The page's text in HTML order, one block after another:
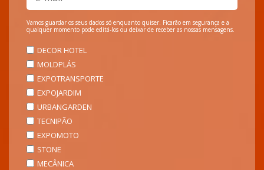
Vamos guardar os seus dados só enquanto quiser. Ficarão em segurança e a
qualquer momento pode editá-los ou deixar de receber as nossas mensagens.
DECOR HOTEL
MOLDPLÁS
EXPOTRANSPORTE
EXPOJARDIM
URBANGARDEN
TECNIPÃO
EXPOMOTO
STONE
MECÂNICA